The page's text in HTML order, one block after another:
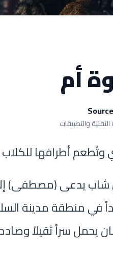
أم
والتطبيقات
وتُطعم أطرافها للكلاب
2 من عام 2026، دخل شاب يدعى
في منطقة مدينة
سراً ثقيلاً